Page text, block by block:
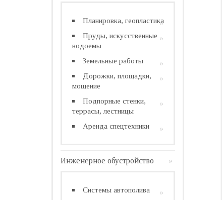
Планировка, геопластика
Пруды, искусственные
водоемы
Земельные работы
Дорожки, площадки,
мощение
Подпорные стенки,
террасы, лестницы
Аренда спецтехники
Инженерное обустройство
Системы автополива